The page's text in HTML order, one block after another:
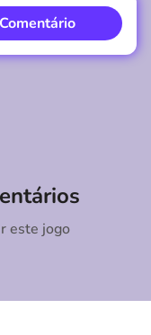
este jogo
Comentário